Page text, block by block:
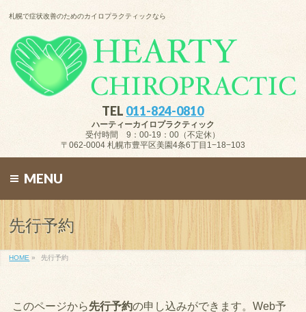
札幌で症状改善のためのカイロプラクティックなら
TEL 011-824-0810
ハーティーカイロプラクティック
受付時間 9：00-19：00（不定休）
〒062-0004 札幌市豊平区美園4条6丁目1−18−103
MENU
先行予約
HOME » 先行予約
このページから先行予約の申し込みができます。Web予